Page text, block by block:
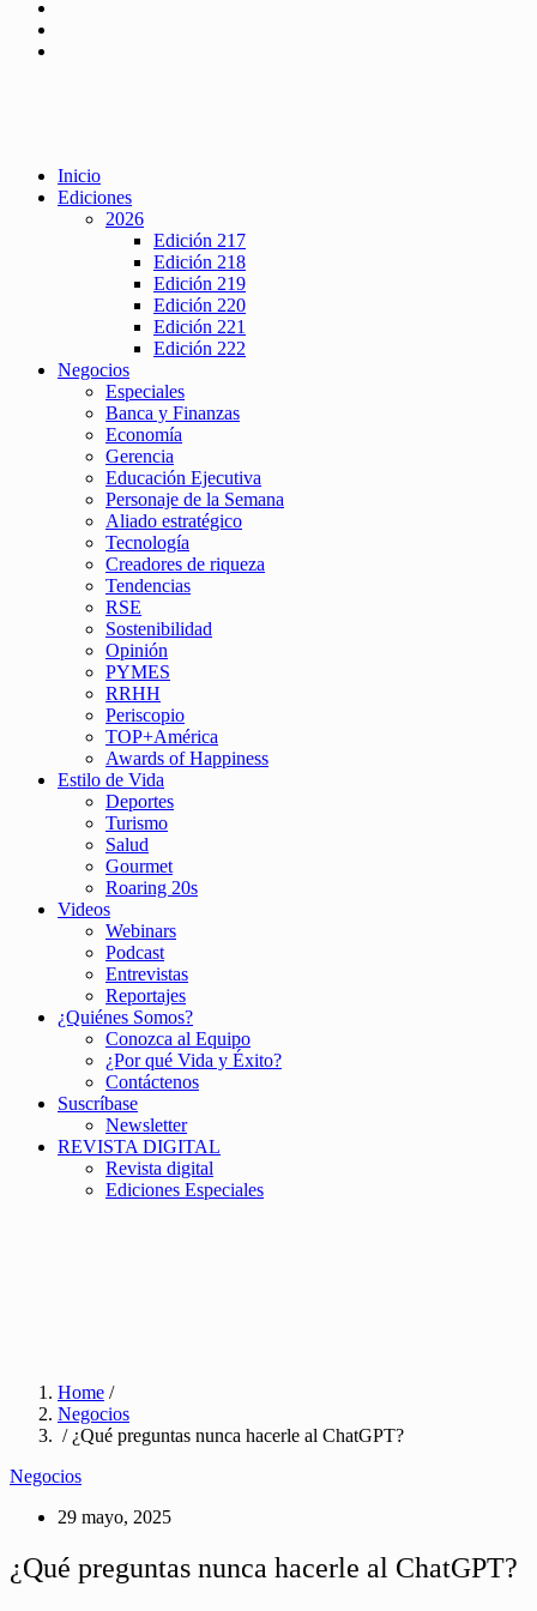
Inicio
Ediciones
2026
Edición 217
Edición 218
Edición 219
Edición 220
Edición 221
Edición 222
Negocios
Especiales
Banca y Finanzas
Economía
Gerencia
Educación Ejecutiva
Personaje de la Semana
Aliado estratégico
Tecnología
Creadores de riqueza
Tendencias
RSE
Sostenibilidad
Opinión
PYMES
RRHH
Periscopio
TOP+América
Awards of Happiness
Estilo de Vida
Deportes
Turismo
Salud
Gourmet
Roaring 20s
Videos
Webinars
Podcast
Entrevistas
Reportajes
¿Quiénes Somos?
Conozca al Equipo
¿Por qué Vida y Éxito?
Contáctenos
Suscríbase
Newsletter
REVISTA DIGITAL
Revista digital
Ediciones Especiales
Home /
Negocios
/ ¿Qué preguntas nunca hacerle al ChatGPT?
Negocios
29 mayo, 2025
¿Qué preguntas nunca hacerle al ChatGPT?